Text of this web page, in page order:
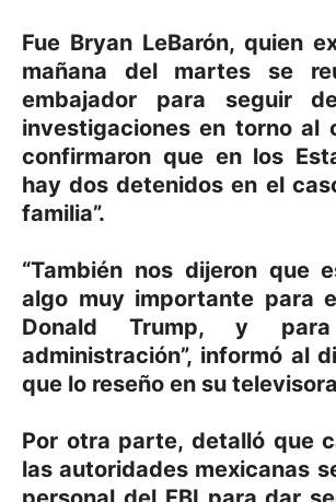
Fue Bryan LeBarón, quien
mañana del martes se
embajador para seguir
investigaciones en torno al
confirmaron que en los
hay dos detenidos en el
familia”.
“También nos dijeron que
algo muy importante para
Donald Trump, y
administración”, informó al
que lo reseño en su
Por otra parte, detalló que
las autoridades mexicanas